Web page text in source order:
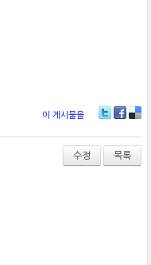
이 게시물을
wi
er
ce
bo
ok
lici
ou
s
수정 목록